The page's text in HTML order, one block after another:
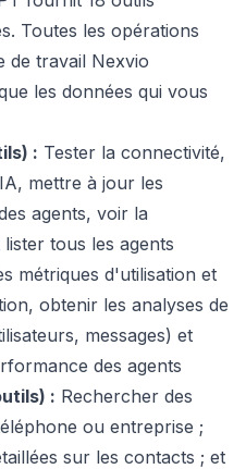
Toutes les opérations
de travail Nexvio
les données qui vous
: Tester la connectivité,
mettre à jour les
agents, voir la
tous les agents
métriques d'utilisation et
obtenir les analyses de
messages) et
des agents
: Rechercher des
ou entreprise ;
sur les contacts ; et